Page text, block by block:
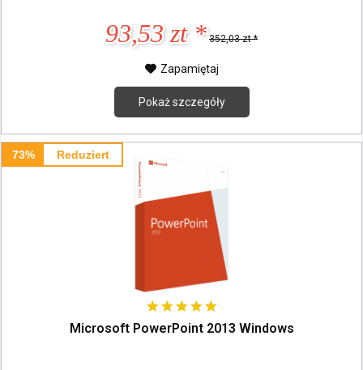
93,53 zt * 352,03 zt *
Zapamiętaj
Pokaż szczegóły
73% Reduziert
Microsoft PowerPoint 2013 Windows